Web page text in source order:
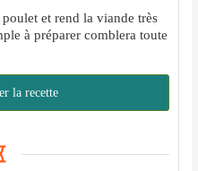
et rend la viande très
à préparer comblera toute
la recette